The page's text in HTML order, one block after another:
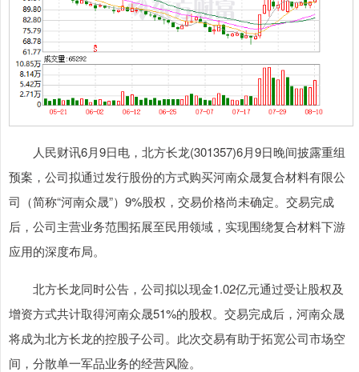
人民财讯6月9日电，北方长龙(301357)6月9日晚间披露重组
预案，公司拟通过发行股份的方式购买河南众晟复合材料有限公
司（简称“河南众晟”）9%股权，交易价格尚未确定。交易完成
后，公司主营业务范围拓展至民用领域，实现围绕复合材料下游
应用的深度布局。
北方长龙同时公告，公司拟以现金1.02亿元通过受让股权及
增资方式共计取得河南众晟51%的股权。交易完成后，河南众晟
将成为北方长龙的控股子公司。此次交易有助于拓宽公司市场空
间，分散单一军品业务的经营风险。